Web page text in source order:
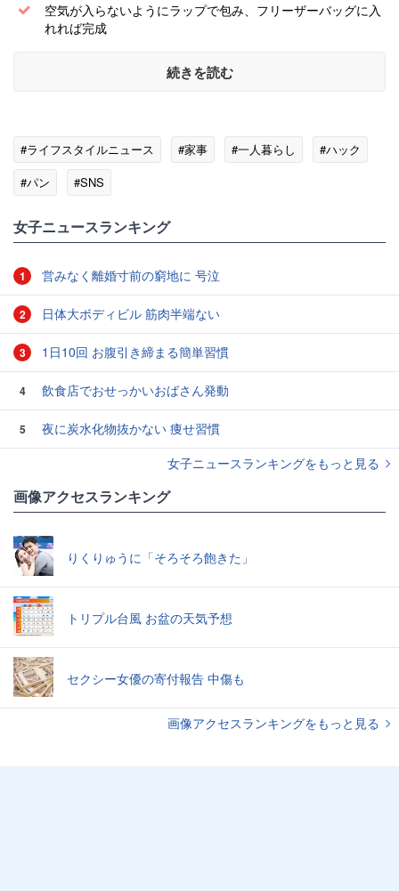
空気が入らないようにラップで包み、フリーザーバッグに入
れれば完成
続きを読む
#ライフスタイルニュース #家事 #一人暮らし
#ハック
#パン
#SNS
女子ニュースランキング
1 営みなく離婚寸前の窮地に 号泣
2 日体大ボディビル 筋肉半端ない
3 1日10回 お腹引き締まる簡単習慣
4 飲食店でおせっかいおばさん発動
5
夜に炭水化物抜かない 痩せ習慣
女子ニュースランキングをもっと見る
画像アクセスランキング
りくりゅうに「そろそろ飽きた」
トリプル台風 お盆の天気予想
セクシー女優の寄付報告 中傷も
画像アクセスランキングをもっと見る